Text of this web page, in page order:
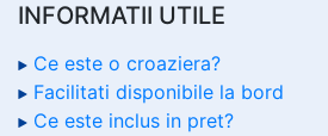
INFORMATII UTILE
Ce este o croaziera?
Facilitati disponibile la bord
Ce este inclus in pret?